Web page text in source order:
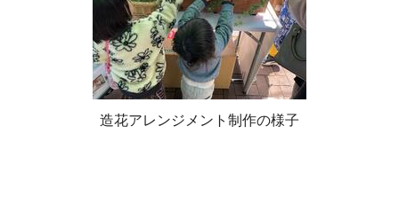
造花アレンジメント制作の様子